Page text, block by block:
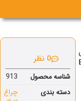
0 نظر
شناسه محصول
913
دسته بندی
چراغ